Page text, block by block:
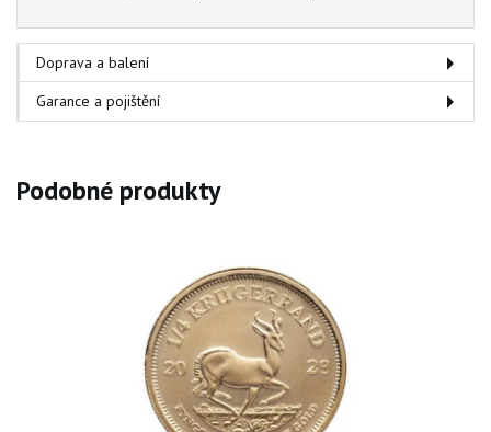
Doprava a balení
Garance a pojištění
Podobné produkty